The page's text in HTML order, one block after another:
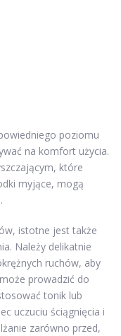
poziomu
na komfort użycia.
które
myjące, mogą
istotne jest także
Należy delikatnie
ruchów, aby
prowadzić do
tonik lub
uczuciu ściągnięcia i
zarówno przed,